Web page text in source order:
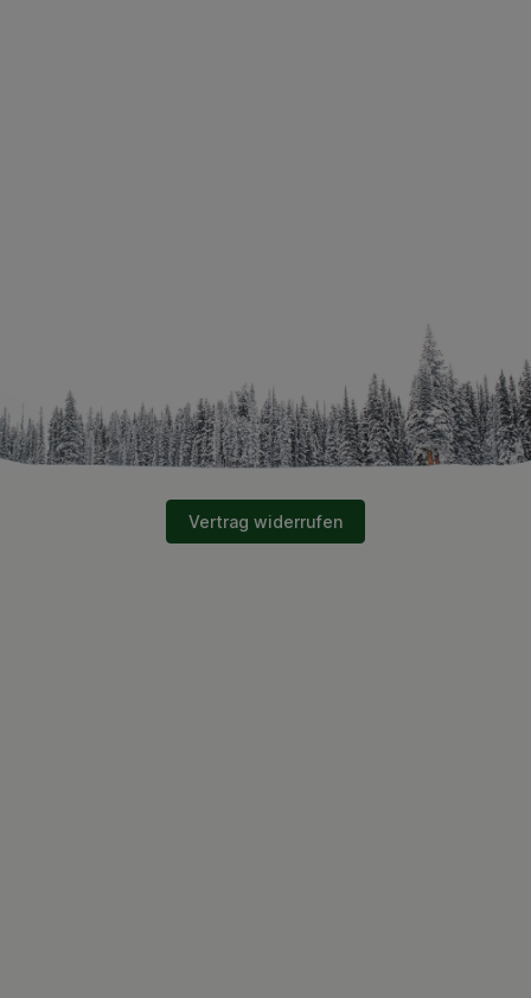
Vertrag widerrufen